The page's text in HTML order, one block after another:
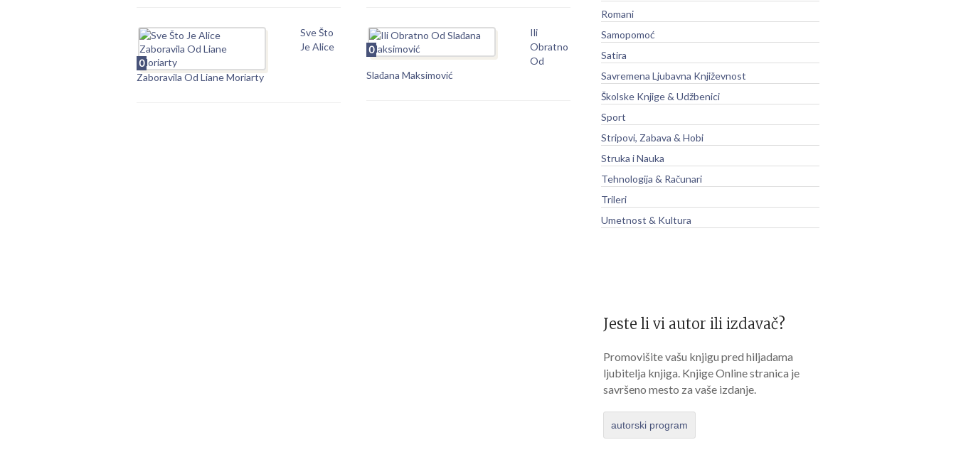
0
Sve Što
Je Alice
Zaboravila Od Liane Moriarty
0
Ili
Obratno
Od
Slađana Maksimović
Romani
Samopomoć
Satira
Savremena Ljubavna Književnost
Školske Knjige & Udžbenici
Sport
Stripovi, Zabava & Hobi
Struka i Nauka
Tehnologija & Računari
Trileri
Umetnost & Kultura
Jeste li vi autor ili izdavač?
Promovišite vašu knjigu pred hiljadama
ljubitelja knjiga. Knjige Online stranica je
savršeno mesto za vaše izdanje.
autorski program